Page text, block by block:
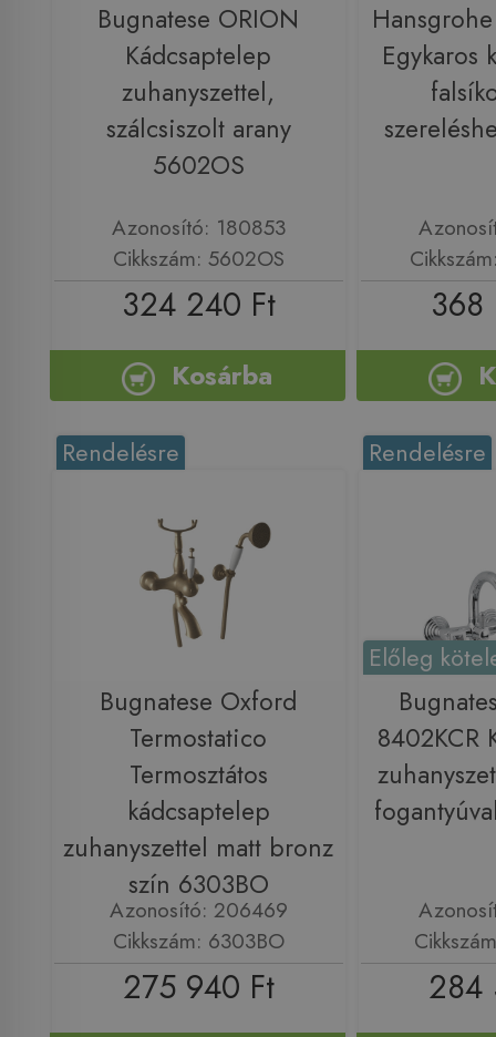
Bugnatese ORION
Kádcsaptelep
zuhanyszettel,
szálcsiszolt arany
5602OS
Azonosító: 180853
Cikkszám: 5602OS
324 240 Ft
Kosárba
Egykaros
368
Rendelésre
Bugnatese Oxford
Termostatico
Termosztátos
kádcsaptelep
zuhanyszettel matt bronz
szín 6303BO
Azonosító: 206469
Cikkszám: 6303BO
275 940 Ft
Rendelésre
Előleg
8402KCR
284